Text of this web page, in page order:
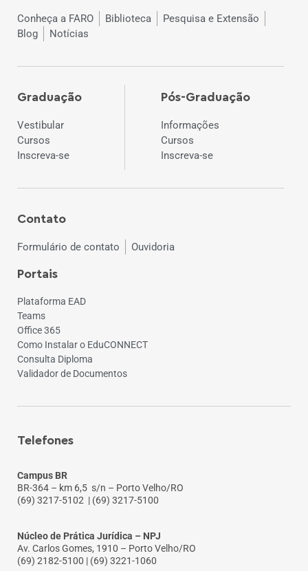
Conheça a FARO Biblioteca
Pesquisa e Extensão
Blog
Notícias
Graduação
Vestibular
Cursos
Inscreva-se
Pós-Graduação
Informações
Cursos
Inscreva-se
Contato
Formulário de contato Ouvidoria
Portais
Plataforma EAD
Teams
Office 365
Como Instalar o EduCONNECT
Consulta Diploma
Validador de Documentos
Telefones
Campus BR
BR-364 – km 6,5 s/n – Porto Velho/RO
(69) 3217-5102 | (69) 3217-5100
Núcleo de Prática Jurídica – NPJ
Av. Carlos Gomes, 1910 – Porto Velho/RO
(69) 2182-5100 | (69) 3221-1060